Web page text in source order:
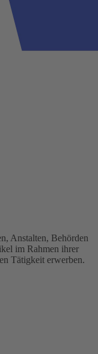
Anstalten, Behörden
im Rahmen ihrer
Tätigkeit erwerben.